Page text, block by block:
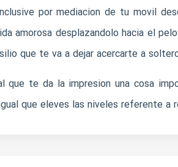
por mediacion de tu movil
amorosa desplazandolo hacia el
que te va a dejar acercarte a
que te da la impresion una cosa
que eleves las niveles referente a